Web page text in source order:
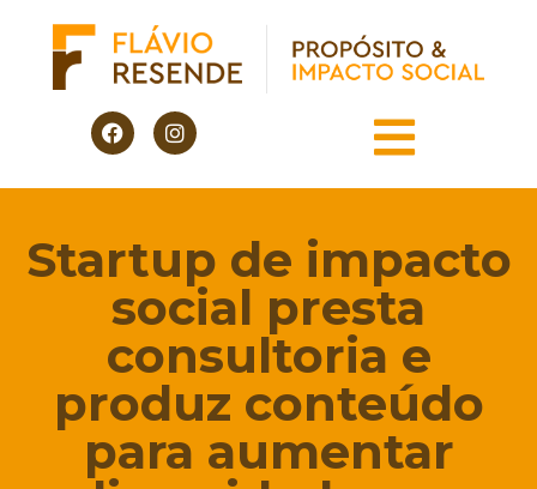
Startup de impacto
social presta
consultoria e
produz conteúdo
para aumentar